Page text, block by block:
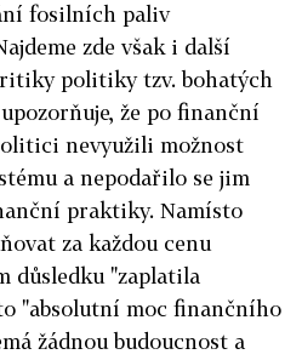
fosilních paliv
zde však i další
politiky tzv. bohatých
že po finanční
nevyužili možnost
a nepodařilo se jim
praktiky. Namísto
za každou cenu
důsledku "zaplatila
"absolutní moc finančního
žádnou budoucnost a